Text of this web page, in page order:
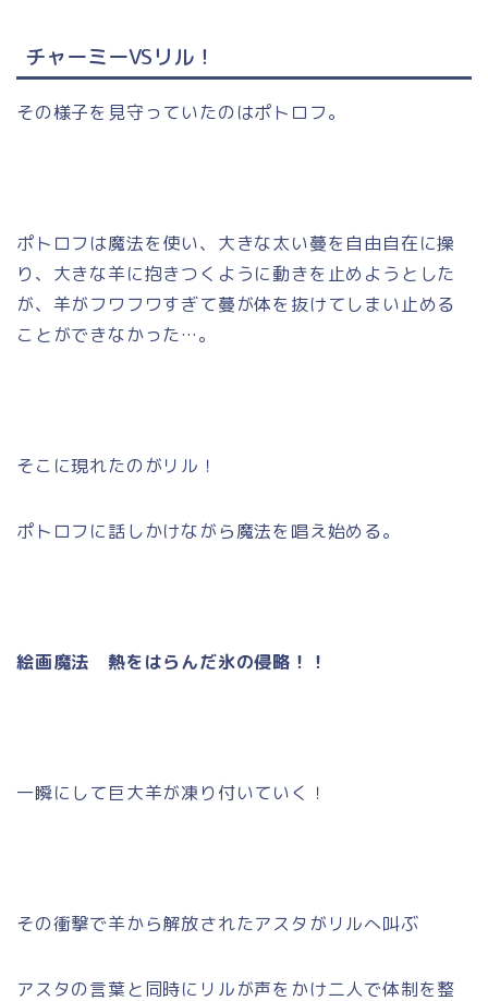
チャーミーVSリル！
その様子を見守っていたのはポトロフ。
ポトロフは魔法を使い、大きな太い蔓を自由自在に操
り、大きな羊に抱きつくように動きを止めようとした
が、羊がフワフワすぎて蔓が体を抜けてしまい止める
ことができなかった…。
そこに現れたのがリル！
ポトロフに話しかけながら魔法を唱え始める。
絵画魔法 熱をはらんだ氷の侵略！！
一瞬にして巨大羊が凍り付いていく！
その衝撃で羊から解放されたアスタがリルへ叫ぶ
アスタの言葉と同時にリルが声をかけ二人で体制を整